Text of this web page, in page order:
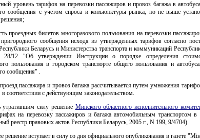
уровень тарифов на перевозки пассажиров и провоз багажа в
сообщения с учетом спроса и конъюнктуры рынка, но не выше
проездных билетов многоразового пользования на перевозки
сообщения исходя из утвержденных тарифов согласно
Беларусь и Министерства транспорта и коммуникаций
12 "Об утверждении Инструкции о порядке определения
пользования в городском транспорте общего пользования и
сообщения" .
пассажира и провоз багажа рассчитывается путем умножения
в соответствии с действующим законодательством.
утратившим силу решение Минского областного исполнительного
на перевозку пассажиров и багажа автомобильным транспортом
реестр правовых актов Республики Беларусь, 2005 г., N 199, 9/4704).
решение вступает в силу со дня официального опубликования в газете